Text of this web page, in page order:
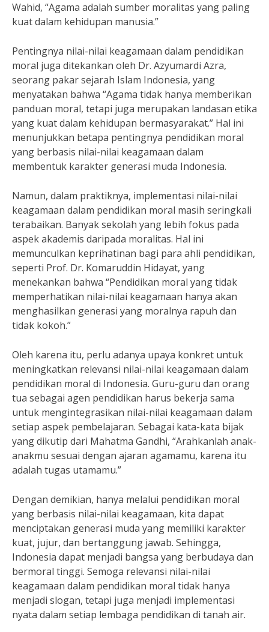
Wahid, “Agama adalah sumber moralitas yang paling
kuat dalam kehidupan manusia.”
Pentingnya nilai-nilai keagamaan dalam pendidikan
moral juga ditekankan oleh Dr. Azyumardi Azra,
seorang pakar sejarah Islam Indonesia, yang
menyatakan bahwa “Agama tidak hanya memberikan
panduan moral, tetapi juga merupakan landasan etika
yang kuat dalam kehidupan bermasyarakat.” Hal ini
menunjukkan betapa pentingnya pendidikan moral
yang berbasis nilai-nilai keagamaan dalam
membentuk karakter generasi muda Indonesia.
Namun, dalam praktiknya, implementasi nilai-nilai
keagamaan dalam pendidikan moral masih seringkali
terabaikan. Banyak sekolah yang lebih fokus pada
aspek akademis daripada moralitas. Hal ini
memunculkan keprihatinan bagi para ahli pendidikan,
seperti Prof. Dr. Komaruddin Hidayat, yang
menekankan bahwa “Pendidikan moral yang tidak
memperhatikan nilai-nilai keagamaan hanya akan
menghasilkan generasi yang moralnya rapuh dan
tidak kokoh.”
Oleh karena itu, perlu adanya upaya konkret untuk
meningkatkan relevansi nilai-nilai keagamaan dalam
pendidikan moral di Indonesia. Guru-guru dan orang
tua sebagai agen pendidikan harus bekerja sama
untuk mengintegrasikan nilai-nilai keagamaan dalam
setiap aspek pembelajaran. Sebagai kata-kata bijak
yang dikutip dari Mahatma Gandhi, “Arahkanlah anak-
anakmu sesuai dengan ajaran agamamu, karena itu
adalah tugas utamamu.”
Dengan demikian, hanya melalui pendidikan moral
yang berbasis nilai-nilai keagamaan, kita dapat
menciptakan generasi muda yang memiliki karakter
kuat, jujur, dan bertanggung jawab. Sehingga,
Indonesia dapat menjadi bangsa yang berbudaya dan
bermoral tinggi. Semoga relevansi nilai-nilai
keagamaan dalam pendidikan moral tidak hanya
menjadi slogan, tetapi juga menjadi implementasi
nyata dalam setiap lembaga pendidikan di tanah air.